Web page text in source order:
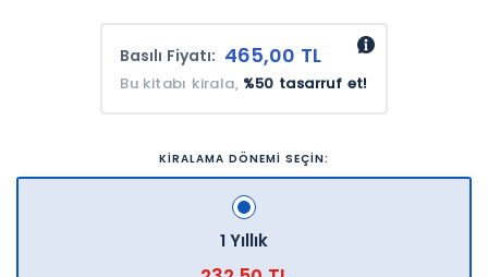
Basılı Fiyatı: 465,00 TL
Bu kitabı kirala, %50 tasarruf et!
KİRALAMA DÖNEMİ SEÇİN:
1 Yıllık